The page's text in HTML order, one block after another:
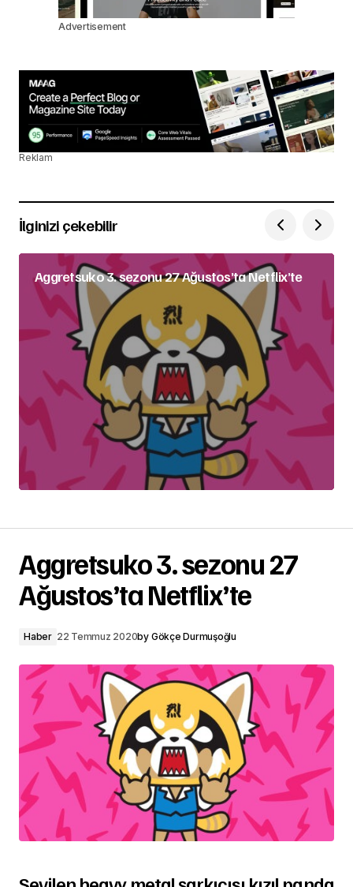
Advertisement
Reklam
İlginizi çekebilir
Aggretsuko 3. sezonu 27 Ağustos’ta Netflix’te
Aggretsuko 3. sezonu 27
Ağustos’ta Netflix’te
Haber 22 Temmuz 2020by Gökçe Durmuşoğlu